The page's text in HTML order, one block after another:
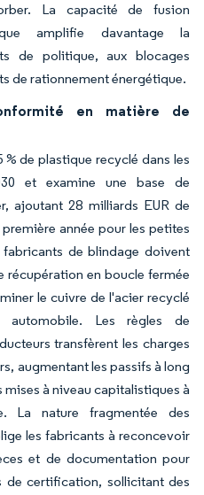
La capacité de fusion
amplifie davantage la
de politique, aux blocages
de rationnement énergétique.
en matière de
de plastique recyclé dans les
et examine une base de
ajoutant 28 milliards EUR de
année pour les petites
de blindage doivent
récupération en boucle fermée
le cuivre de l'acier recyclé
automobile. Les règles de
transfèrent les charges
augmentant les passifs à long
à niveau capitalistiques à
La nature fragmentée des
les fabricants à reconcevoir
et de documentation pour
de certification, sollicitant des